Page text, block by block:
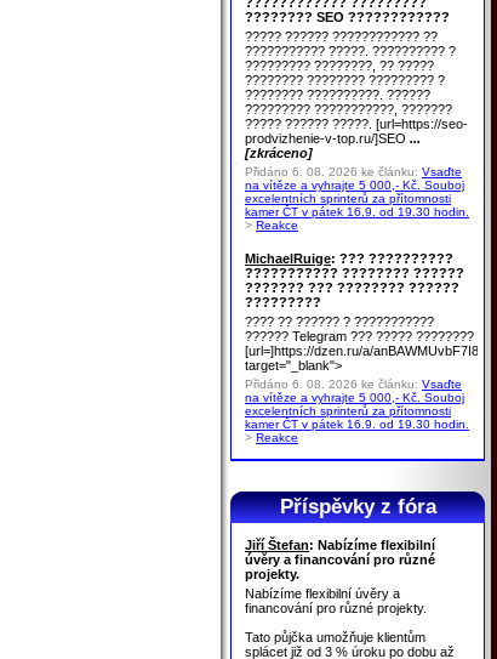
???????? SEO ????????????
????? ?????? ???????????? ??
??????????? ?????. ?????????? ?
????????? ????????, ?? ?????
???????? ???????? ????????? ?
???????? ??????????. ??????
????????? ???????????, ???????
????? ?????? ?????. [url=https://seo-
prodvizhenie-v-top.ru/]SEO ...
[zkráceno]
Přidáno 6. 08. 2026 ke článku: Vsaďte
na vítěze a vyhrajte 5 000,- Kč. Souboj
excelentních sprinterů za přítomnosti
kamer ČT v pátek 16.9. od 19.30 hodin.
> Reakce
MichaelRuige: ??? ??????????
??????????? ???????? ??????
??????? ??? ???????? ??????
?????????
???? ?? ?????? ? ???????????
?????? Telegram ??? ????? ????????
[url=]https://dzen.ru/a/
target="_blank">
Přidáno 6. 08. 2026 ke článku: Vsaďte
na vítěze a vyhrajte 5 000,- Kč. Souboj
excelentních sprinterů za přítomnosti
kamer ČT v pátek 16.9. od 19.30 hodin.
> Reakce
Příspěvky z fóra
Jiří Štefan: Nabízíme flexibilní
úvěry a financování pro různé
projekty.
Nabízíme flexibilní úvěry a
financování pro různé projekty.
Tato půjčka umožňuje klientům
splácet již od 3 % úroku po dobu až